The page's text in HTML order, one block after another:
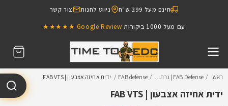
חינם מעל 299 ש״ח ניווט לחנות
צור קשר
עם מעל 1000 ביקורות
Google Review ★★★★★
עגלת
קניות
ראשי FAB Defense | נרת… FAB defense ידית אחיזה אצבעון | FAB VTS
ידית אחיזה אצבעון | FAB VTS